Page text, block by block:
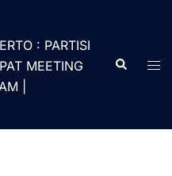
: PARTISI
MEETING
|
Cari